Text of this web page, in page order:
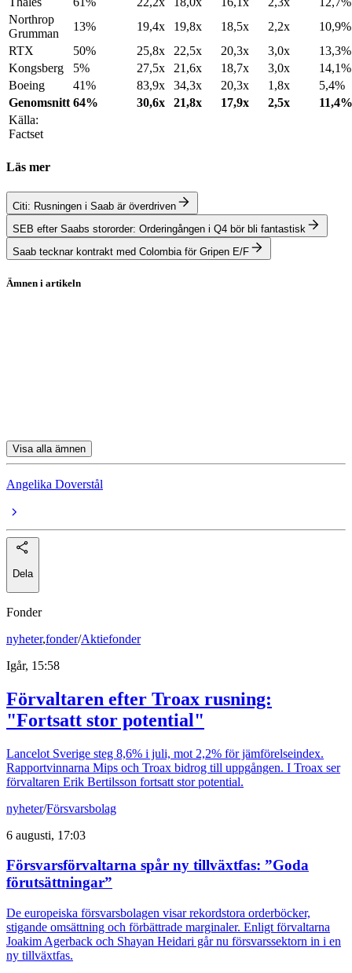
Northrop
Grumman
13% 19,4x 19,8x 18,5x 2,2x
10,9%
RTX
50% 25,8x 22,5x 20,3x 3,0x
13,3%
Kongsberg
5% 27,5x 21,6x 18,7x 3,0x
14,1%
Boeing
41% 83,9x 34,3x 20,3x 1,8x
5,4%
Genomsnitt 64% 30,6x 21,8x 17,9x 2,5x
11,4%
Källa:
Factset
Läs mer
Citi: Rusningen i Saab är överdriven
SEB efter Saabs stororder: Orderingången i Q4 bör bli fantastisk
Saab tecknar kontrakt med Colombia för Gripen E/F
Ämnen i artikeln
Visa alla ämnen
Angelika Doverstål
Dela
Fonder
nyheter,fonder/Aktiefonder
Igår, 15:58
Förvaltaren efter Troax rusning:
"Fortsatt stor potential"
Lancelot Sverige steg 8,6% i juli, mot 2,2% för jämförelseindex.
Rapportvinnarna Mips och Troax bidrog till uppgången. I Troax ser
förvaltaren Erik Bertilsson fortsatt stor potential.
nyheter/Försvarsbolag
6 augusti, 17:03
Försvarsförvaltarna spår ny tillväxtfas: ”Goda
förutsättningar”
De europeiska försvarsbolagen visar rekordstora orderböcker,
stigande omsättning och förbättrade marginaler. Enligt förvaltarna
Joakim Agerback och Shayan Heidari går nu försvarssektorn in i en
ny tillväxtfas.